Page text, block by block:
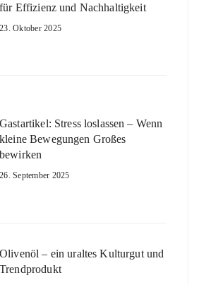
für Effizienz und Nachhaltigkeit
23. Oktober 2025
Gastartikel: Stress loslassen – Wenn
kleine Bewegungen Großes
bewirken
26. September 2025
Olivenöl – ein uraltes Kulturgut und
Trendprodukt